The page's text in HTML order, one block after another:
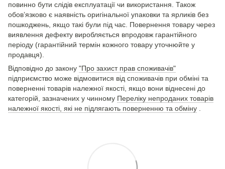
повинно бути слідів експлуатації чи використання. Також
обов’язково є наявність оригінальної упаковки та ярликів без
пошкоджень, якщо такі були під час. Повернення товару через
виявлення дефекту виробляється впродовж гарантійного
періоду (гарантійний термін кожного товару уточнюйте у
продавця).
Відповідно до закону "Про захист прав споживачів"
підприємство може відмовитися від споживачів при обміні та
поверненні товарів належної якості, якщо вони віднесені до
категорій, зазначених у чинному Переліку непроданих товарів
належної якості, які не підлягають поверненню та обміну